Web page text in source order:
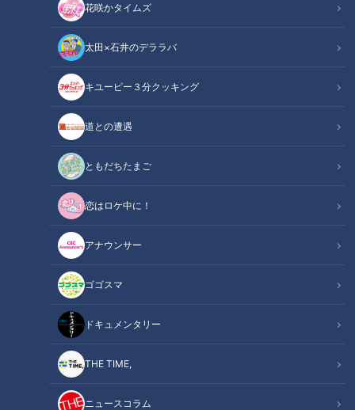
花咲かタイムズ
太田×石井のデララバ
キユーピー３分クッキング
道との遭遇
ともだちたまご
恋はロケ中に！
アナウンサー
ゴゴスマ
ドキュメンタリー
THE TIME,
ニュースコラム
チャント！
マヂ学校に向かいます
『マヂカルラブリー』の野田クリスタルと村上の二人が東海地
方の学校におじゃまし、今どきの“リアルな学校生活”を紹介す
る『マヂ学校に向かいます』。今回は、名古屋駅近くにある女
子高『啓明学館高校』の『ラグビー部』です。実は、名古屋市
の高校で唯一の女子ラグビー部だとか。練習グラウンドがあ
る、愛知県あま市の『七宝(しっぽう)キャンパス』にマヂラブ
が向かいました。